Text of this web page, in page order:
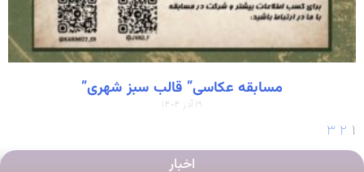
مسابقه عکاسی” قالب سبز شهری”
۱۹ آذر ۱۴۰۴
۱ ۲ ۳
اخبار